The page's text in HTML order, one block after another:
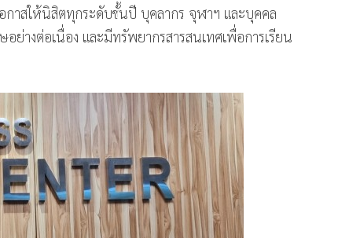
กาสให้นิสิตทุกระดับชั้นปี บุคลากร จุฬาฯ และบุคคล
างต่อเนื่อง และมีทรัพยากรสารสนเทศเพื่อการเรียน